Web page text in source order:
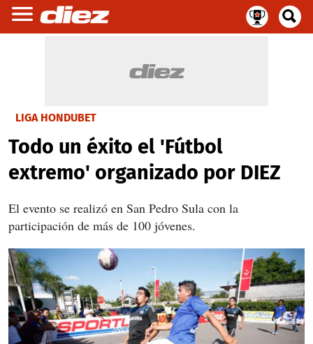
LIGA HONDUBET
Todo un éxito el 'Fútbol
extremo' organizado por DIEZ
El evento se realizó en San Pedro Sula con la
participación de más de 100 jóvenes.